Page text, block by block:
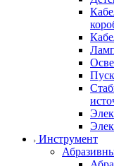
Инструмент